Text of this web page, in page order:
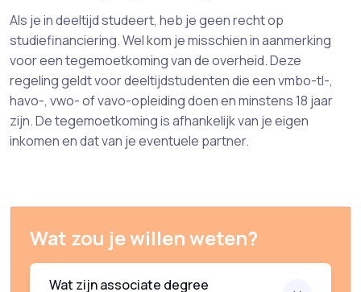
Als je in deeltijd studeert, heb je geen recht op
studiefinanciering. Wel kom je misschien in aanmerking
voor een tegemoetkoming van de overheid. Deze
regeling geldt voor deeltijdstudenten die een vmbo-tl-,
havo-, vwo- of vavo-opleiding doen en minstens 18 jaar
zijn. De tegemoetkoming is afhankelijk van je eigen
inkomen en dat van je eventuele partner.
Wat zou je willen weten?
Wat zijn associate degree